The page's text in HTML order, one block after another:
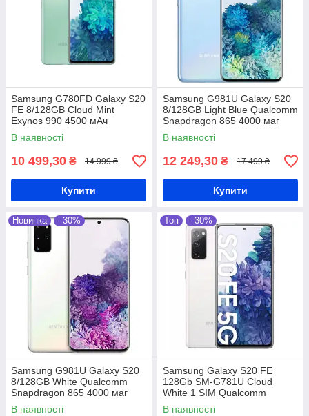
Samsung G780FD Galaxy S20
FE 8/128GB Cloud Mint
Exynos 990 4500 мАч
В наявності
10 499,30 ₴ 14 999 ₴
Купити
Samsung G981U Galaxy S20
8/128GB Light Blue Qualcomm
Snapdragon 865 4000 маг
В наявності
12 249,30 ₴ 17 499 ₴
Купити
Новинка –30%
Samsung G981U Galaxy S20
8/128GB White Qualcomm
Snapdragon 865 4000 маг
В наявності
Топ –30%
Samsung Galaxy S20 FE
128Gb SM-G781U Cloud
White 1 SIM Qualcomm
Snapdragon 865 4500 мАг
В наявності